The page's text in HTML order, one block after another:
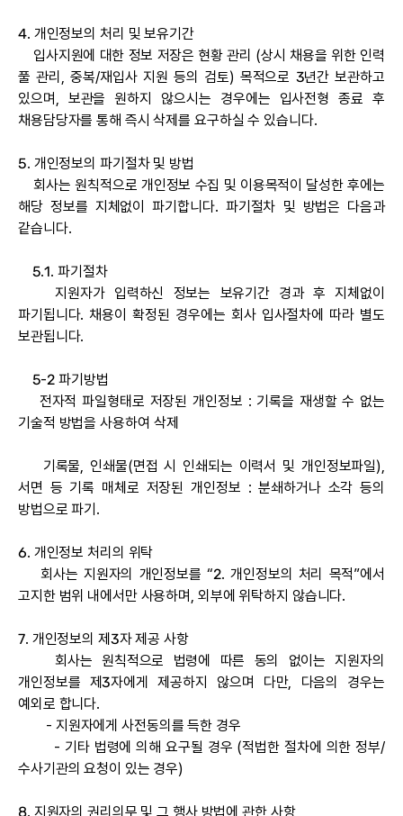
4. 개인정보의 처리 및 보유기간
입사지원에 대한 정보 저장은 현황 관리 (상시 채용을 위한 인력
풀 관리, 중복/재입사 지원 등의 검토) 목적으로 3년간 보관하고
있으며, 보관을 원하지 않으시는 경우에는 입사전형 종료 후
채용담당자를 통해 즉시 삭제를 요구하실 수 있습니다.
5. 개인정보의 파기절차 및 방법
회사는 원칙적으로 개인정보 수집 및 이용목적이 달성한 후에는
해당 정보를 지체없이 파기합니다. 파기절차 및 방법은 다음과
같습니다.
5.1. 파기절차
지원자가 입력하신 정보는 보유기간 경과 후 지체없이
파기됩니다. 채용이 확정된 경우에는 회사 입사절차에 따라 별도
보관됩니다.
5-2 파기방법
전자적 파일형태로 저장된 개인정보 : 기록을 재생할 수 없는
기술적 방법을 사용하여 삭제
기록물, 인쇄물(면접 시 인쇄되는 이력서 및 개인정보파일),
서면 등 기록 매체로 저장된 개인정보 : 분쇄하거나 소각 등의
방법으로 파기.
6. 개인정보 처리의 위탁
회사는 지원자의 개인정보를 “2. 개인정보의 처리 목적”에서
고지한 범위 내에서만 사용하며, 외부에 위탁하지 않습니다.
7. 개인정보의 제3자 제공 사항
회사는 원칙적으로 법령에 따른 동의 없이는 지원자의
개인정보를 제3자에게 제공하지 않으며 다만, 다음의 경우는
예외로 합니다.
- 지원자에게 사전동의를 득한 경우
- 기타 법령에 의해 요구될 경우 (적법한 절차에 의한 정부/
수사기관의 요청이 있는 경우)
8. 지원자의 권리의무 및 그 행사 방법에 관한 사항